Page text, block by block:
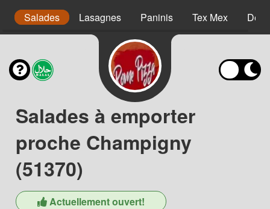
Salades Lasagnes Paninis Tex Mex
Salades à emporter
proche Champigny
(51370)
Actuellement ouvert!